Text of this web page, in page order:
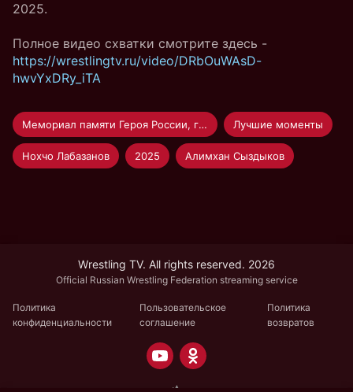
2025.
Полное видео схватки смотрите здесь -
https://wrestlingtv.ru/video/DRbOuWAsD-
hwvYxDRy_iTA
Мемориал памяти Героя России, генерал-лейтенанта Р.В. Кутузова по греко-римской борьбе среди мужчин Лучшие моменты
Нохчо Лабазанов 2025 Алимхан Сыздыков
Wrestling TV. All rights reserved. 2026
Official Russian Wrestling Federation streaming service
Политика
конфиденциальности
Пользовательское
соглашение
Политика
возвратов